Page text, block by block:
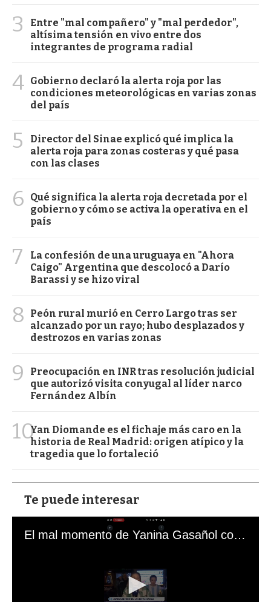
3
Entre "mal compañero" y "mal perdedor",
altísima tensión en vivo entre dos
integrantes de programa radial
4 Gobierno declaró la alerta roja por las
condiciones meteorológicas en varias zonas
del país
5
Director del Sinae explicó qué implica la
alerta roja para zonas costeras y qué pasa
con las clases
6
Qué significa la alerta roja decretada por el
gobierno y cómo se activa la operativa en el
país
7
La confesión de una uruguaya en "Ahora
Caigo" Argentina que descolocó a Darío
Barassi y se hizo viral
8
Peón rural murió en Cerro Largo tras ser
alcanzado por un rayo; hubo desplazados y
destrozos en varias zonas
9
Preocupación en INR tras resolución judicial
que autorizó visita conyugal al líder narco
Fernández Albín
10Yan Diomande es el fichaje más caro en la
historia de Real Madrid: origen atípico y la
tragedia que lo fortaleció
Te puede interesar
El mal momento de Yanina Gasañol con un hincha argentino en "Subrayado"